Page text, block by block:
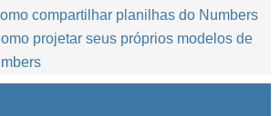
compartilhar planilhas do Numbers
projetar seus próprios modelos de